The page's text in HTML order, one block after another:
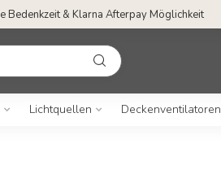
Bedenkzeit & Klarna Afterpay Möglichkeit
Lichtquellen Deckenventilatoren